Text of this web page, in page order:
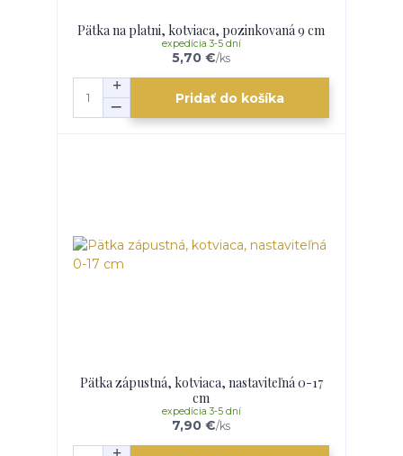
Pätka na platni, kotviaca, pozinkovaná 9 cm
5,70 €/ks
expedícia 3-5 dní
Pridať do košíka
Pätka zápustná, kotviaca, nastaviteľná 0-17
cm
7,90 €/ks
expedícia 3-5 dní